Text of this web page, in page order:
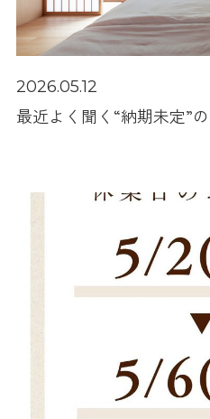
2026.05.12
最近よく聞く“納期未定”